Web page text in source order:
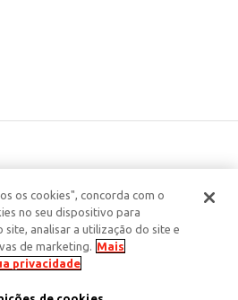
e aplicam-se a
os cookies", concorda com o
no seu dispositivo para
site, analisar a utilização do site e
de marketing. Mais
privacidade